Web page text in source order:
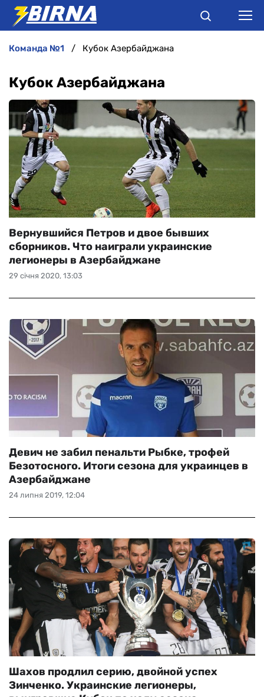
АНАЛІТИКА
ІНТЕРВ'Ю
РІЗНЕ
БУКМЕКЕРИ
команда №1 Кубок Азербайджана
Кубок Азербайджана
29 січня 2020, 13:03
Вернувшийся Петров и двое бывших
сборников. Что наиграли украинские
легионеры в Азербайджане
24 липня 2019, 12:04
Девич не забил пенальти Рыбке, трофей
Безотосного. Итоги сезона для украинцев в
Азербайджане
Шахов продлил серию, двойной успех
Зинченко. Украинские легионеры,